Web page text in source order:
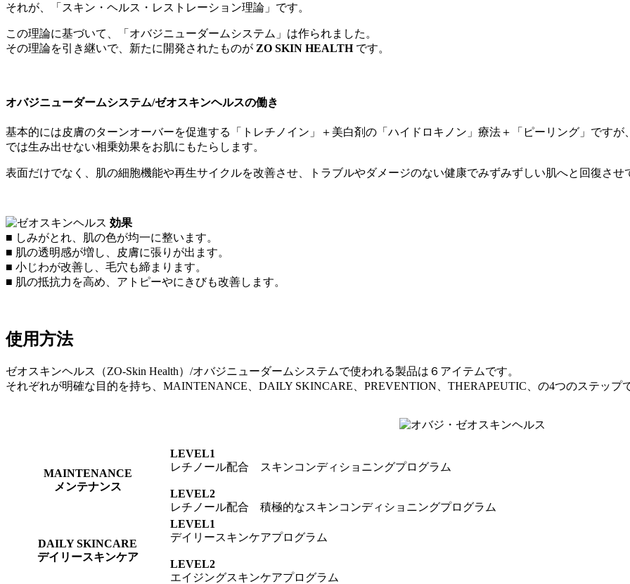
それが、「スキン・ヘルス・レストレーション理論」です。
この理論に基づいて、「オバジニューダームシステム」は作られました。
その理論を引き継いで、新たに開発されたものが ZO SKIN HEALTH です。
オバジニューダームシステム/ゼオスキンヘルスの働き
基本的には皮膚のターンオーバーを促進する「トレチノイン」＋美白剤の「ハイドロキノン」療法＋「ピーリング」です
では生み出せない相乗効果をお肌にもたらします。
表面だけでなく、肌の細胞機能や再生サイクルを改善させ、トラブルやダメージのない健康でみずみずしい肌へと回復させ
効果
■ しみがとれ、肌の色が均一に整います。
■ 肌の透明感が増し、皮膚に張りが出ます。
■ 小じわが改善し、毛穴も締まります。
■ 肌の抵抗力を高め、アトピーやにきびも改善します。
使用方法
ゼオスキンヘルス（ZO-Skin Health）/オバジニューダームシステムで使われる製品は６アイテムです。
それぞれが明確な目的を持ち、MAINTENANCE、DAILY SKINCARE、PREVENTION、THERAPEUTIC、の4つのステップ
MAINTENANCE
メンテナンス
LEVEL1
レチノール配合 スキンコンディショニングプログラム
LEVEL2
レチノール配合 積極的なスキンコンディショニングプログラム
DAILY SKINCARE
デイリースキンケア
LEVEL1
デイリースキンケアプログラム
LEVEL2
エイジングスキンケアプログラム